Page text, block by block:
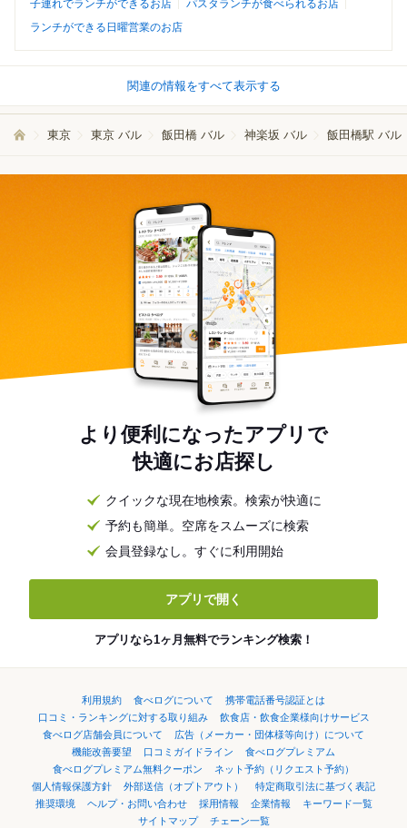
子連れでランチができるお店
パスタランチが食べられるお店
ランチができる日曜営業のお店
関連の情報をすべて表示する
東京 東京 バル 飯田橋 バル 神楽坂 バル 飯田橋駅 バル
より便利になったアプリで
快適にお店探し
クイックな現在地検索。検索が快適に
予約も簡単。空席をスムーズに検索
会員登録なし。すぐに利用開始
アプリで開く
アプリなら1ヶ月無料でランキング検索！
利用規約 食べログについて
携帯電話番号認証とは
口コミ・ランキングに対する取り組み
飲食店・飲食企業様向けサービス
食べログ店舗会員について
広告（メーカー・団体様等向け）について
機能改善要望
口コミガイドライン
食べログプレミアム
食べログプレミアム無料クーポン
ネット予約（リクエスト予約）
個人情報保護方針
外部送信（オプトアウト）
特定商取引法に基づく表記
推奨環境
ヘルプ・お問い合わせ 採用情報 企業情報
キーワード一覧
サイトマップ
チェーン一覧